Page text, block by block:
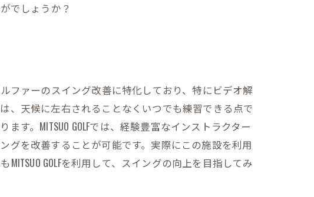
でしょうか？
ファーのスイング改善に特化しており、特にビデオ解
、天候に左右されることなくいつでも練習できる点で
。MITSUO GOLFでは、経験豊富なインストラクター
グを改善することが可能です。実際にこの施設を利用
GOLFを利用して、スイングの向上を目指してみ